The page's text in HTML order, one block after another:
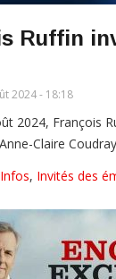
Ruffin
2024 - 18:18
2024, François
Claire
Infos, Invités des